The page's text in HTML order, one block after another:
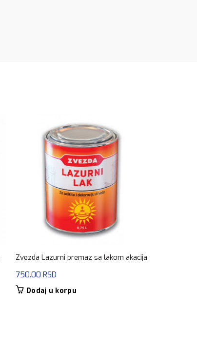
Zvezda Lazurni premaz sa lakom akacija
750.00 RSD
Dodaj u korpu